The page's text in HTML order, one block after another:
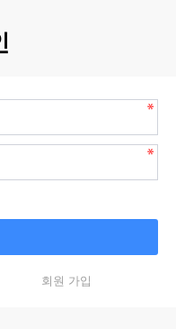
회원 가입